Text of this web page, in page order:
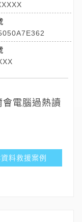
電腦過熱讀
料救援案例